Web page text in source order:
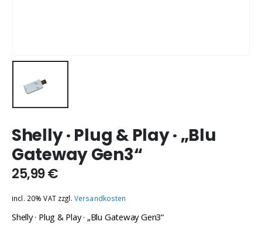
Shelly · Plug & Play · „Blu
Gateway Gen3“
25,99€
incl. 20% VAT zzgl. Versandkosten
Shelly · Plug & Play · „Blu Gateway Gen3“